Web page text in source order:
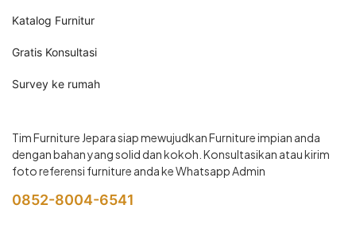
Katalog Furnitur
Gratis Konsultasi
Survey ke rumah
Tim Furniture Jepara siap mewujudkan Furniture impian anda
dengan bahan yang solid dan kokoh. Konsultasikan atau kirim
foto referensi furniture anda ke Whatsapp Admin
0852-8004-6541